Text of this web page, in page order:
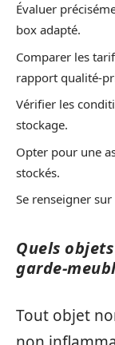
Évaluer
box adapté.
Comparer les
rapport qualité-
Vérifier les
stockage.
Opter pour une
stockés.
Se renseigner
Quels
garde-
Tout objet